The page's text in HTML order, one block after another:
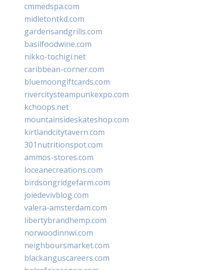
cmmedspa.com
midletontkd.com
gardensandgrills.com
basilfoodwine.com
nikko-tochigi.net
caribbean-corner.com
bluemoongiftcards.com
rivercitysteampunkexpo.com
kchoops.net
mountainsideskateshop.com
kirtlandcitytavern.com
301nutritionspot.com
ammos-stores.com
loceanecreations.com
birdsongridgefarm.com
joiedevivblog.com
valera-amsterdam.com
libertybrandhemp.com
norwoodinnwi.com
neighboursmarket.com
blackanguscareers.com